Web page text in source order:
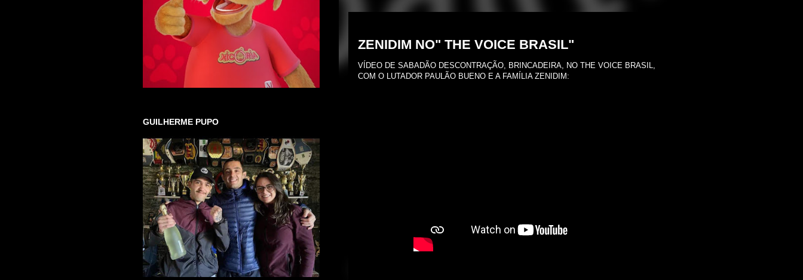
ZENIDIM NO" THE VOICE BRASIL"
VÍDEO DE SABADÃO DESCONTRAÇÃO, BRINCADEIRA, NO THE VOICE BRASIL,
COM O LUTADOR PAULÃO BUENO E A FAMÍLIA ZENIDIM:
GUILHERME PUPO